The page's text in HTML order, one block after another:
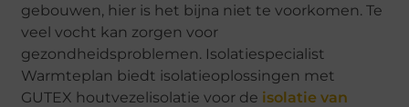
gebouwen, hier is het bijna niet te voorkomen. Te
veel vocht kan zorgen voor
gezondheidsproblemen. Isolatiespecialist
Warmteplan biedt isolatieoplossingen met
GUTEX houtvezelisolatie voor de isolatie van